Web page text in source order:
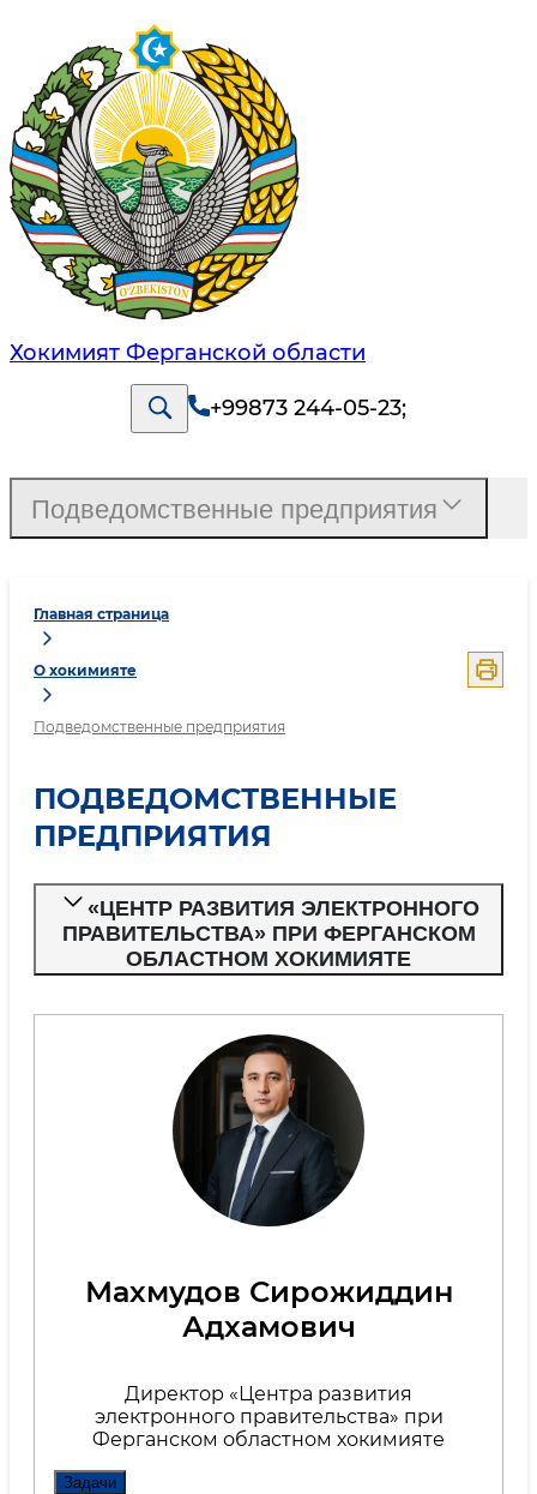
Хокимият Ферганской области
+99873 244-05-23;
Главная страница
О хокимияте
Подведомственные предприятия
ПОДВЕДОМСТВЕННЫЕ
ПРЕДПРИЯТИЯ
«ЦЕНТР РАЗВИТИЯ ЭЛЕКТРОННОГО
ПРАВИТЕЛЬСТВА» ПРИ ФЕРГАНСКОМ
ОБЛАСТНОМ ХОКИМИЯТЕ
Махмудов Сирожиддин
Адхамович
Директор «Центра развития
электронного правительства» при
Ферганском областном хокимияте
Задачи
Подведомственные предприятия